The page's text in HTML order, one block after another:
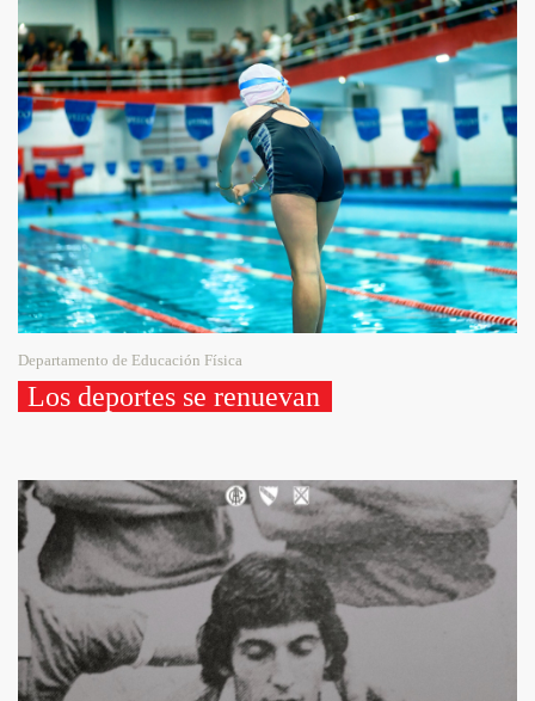
Departamento de Educación Física
Los deportes se renuevan